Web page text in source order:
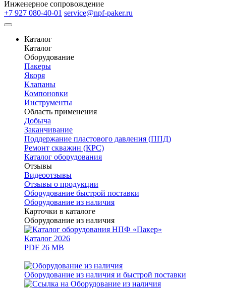
Инженерное сопровождение
+7 927 080-40-01 service@npf-paker.ru
Каталог
Каталог
Оборудование
Пакеры
Якоря
Клапаны
Компоновки
Инструменты
Область применения
Добыча
Заканчивание
Поддержание пластового давления (ППД)
Ремонт скважин (КРС)
Каталог оборудования
Отзывы
Видеоотзывы
Отзывы о продукции
Оборудование быстрой поставки
Оборудование из наличия
Карточки в каталоге
Оборудование из наличия
Каталог 2026
PDF 26 MB
Оборудование из наличия и быстрой поставки